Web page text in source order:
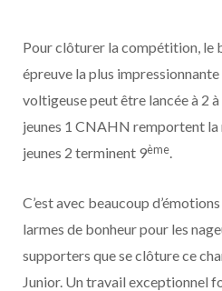
Pour clôturer la compétition, le
épreuve la plus
voltigeuse peut être lancée à 2
jeunes 1 CNAHN remportent la
jeunes 2 terminent 9ème.
C’est avec beaucoup
larmes de bonheur pour les
supporters que se clôture ce
Junior. Un travail exceptionnel